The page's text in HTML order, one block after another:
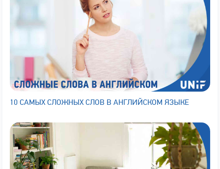
10 САМЫХ СЛОЖНЫХ СЛОВ В АНГЛИЙСКОМ ЯЗЫКЕ